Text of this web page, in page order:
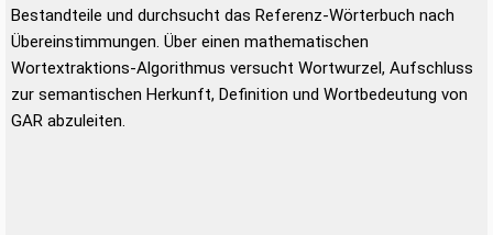
Bestandteile und durchsucht das Referenz-Wörterbuch nach
Übereinstimmungen. Über einen mathematischen
Wortextraktions-Algorithmus versucht Wortwurzel, Aufschluss
zur semantischen Herkunft, Definition und Wortbedeutung von
GAR abzuleiten.